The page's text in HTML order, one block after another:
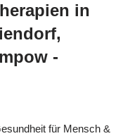
in
-
für Mensch &